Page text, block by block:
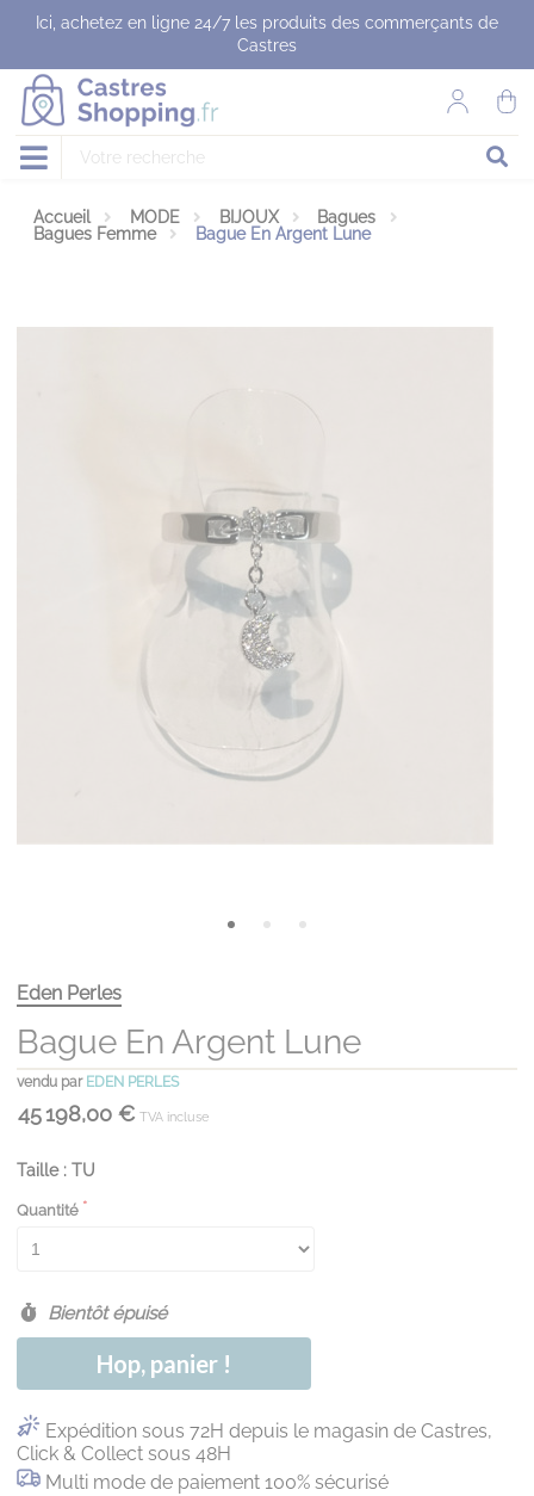
Ici, achetez en ligne 24/7 les produits des commerçants de
Castres
Accueil MODE BIJOUX
Bagues
Bagues Femme
Bague En Argent Lune
Eden Perles
Bague En Argent Lune
vendu par EDEN PERLES
45 198,00 € TVA incluse
Taille : TU
Quantité
Bientôt épuisé
Hop, panier !
Expédition sous 72H depuis le magasin de Castres,
Click & Collect sous 48H
Multi mode de paiement 100% sécurisé
Panneau de gestion des cookies